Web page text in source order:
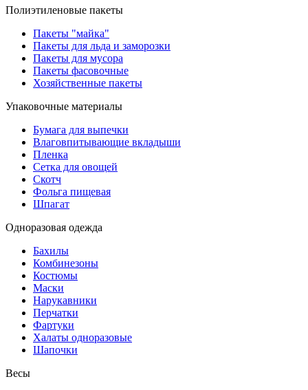
Полиэтиленовые пакеты
Пакеты "майка"
Пакеты для льда и заморозки
Пакеты для мусора
Пакеты фасовочные
Хозяйственные пакеты
Упаковочные материалы
Бумага для выпечки
Влаговпитывающие вкладыши
Пленка
Сетка для овощей
Скотч
Фольга пищевая
Шпагат
Одноразовая одежда
Бахилы
Комбинезоны
Костюмы
Маски
Нарукавники
Перчатки
Фартуки
Халаты одноразовые
Шапочки
Весы